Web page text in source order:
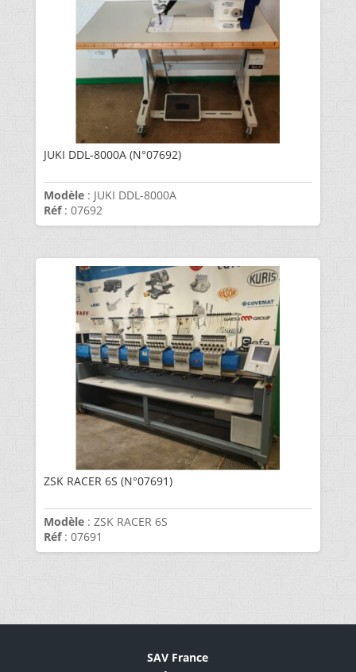
JUKI DDL-8000A (N°07692)
Modèle: JUKI DDL-8000A
Réf: 07692
ZSK RACER 6S (N°07691)
Modèle: ZSK RACER 6S
Réf: 07691
SAV France